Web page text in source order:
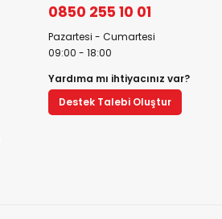
0850 255 10 01
Pazartesi - Cumartesi
09:00 - 18:00
Yardıma mı ihtiyacınız var?
Destek Talebi Oluştur